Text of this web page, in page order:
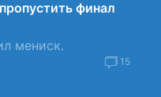
финал
мениск.
15